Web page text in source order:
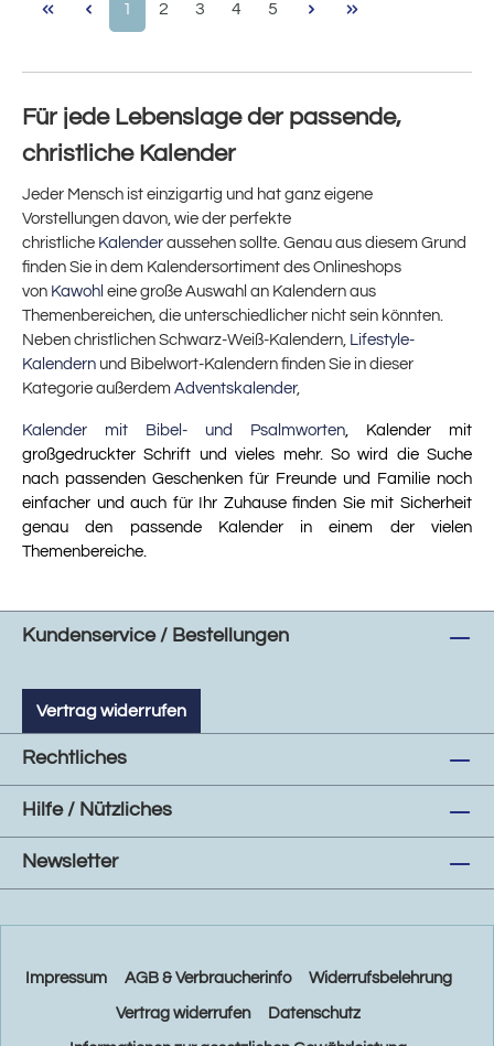
Seite
1 Seite
2 Seite
3 Seite
4 Seite
5
Für jede Lebenslage der passende,
christliche Kalender
Jeder Mensch ist einzigartig und hat ganz eigene
Vorstellungen davon, wie der perfekte
christliche Kalender aussehen sollte. Genau aus diesem Grund
finden Sie in dem Kalendersortiment des Onlineshops
von Kawohl eine große Auswahl an Kalendern aus
Themenbereichen, die unterschiedlicher nicht sein könnten.
Neben christlichen Schwarz-Weiß-Kalendern, Lifestyle-
Kalendern und Bibelwort-Kalendern finden Sie in dieser
Kategorie außerdem Adventskalender,
Kalender mit Bibel- und Psalmworten, Kalender mit
großgedruckter Schrift und vieles mehr. So wird die Suche
nach passenden Geschenken für Freunde und Familie noch
einfacher und auch für Ihr Zuhause finden Sie mit Sicherheit
genau den passende Kalender in einem der vielen
Themenbereiche.
Kundenservice / Bestellungen
Vertrag widerrufen
Rechtliches
Hilfe / Nützliches
Newsletter
Impressum AGB & Verbraucherinfo Widerrufsbelehrung
Vertrag widerrufen Datenschutz